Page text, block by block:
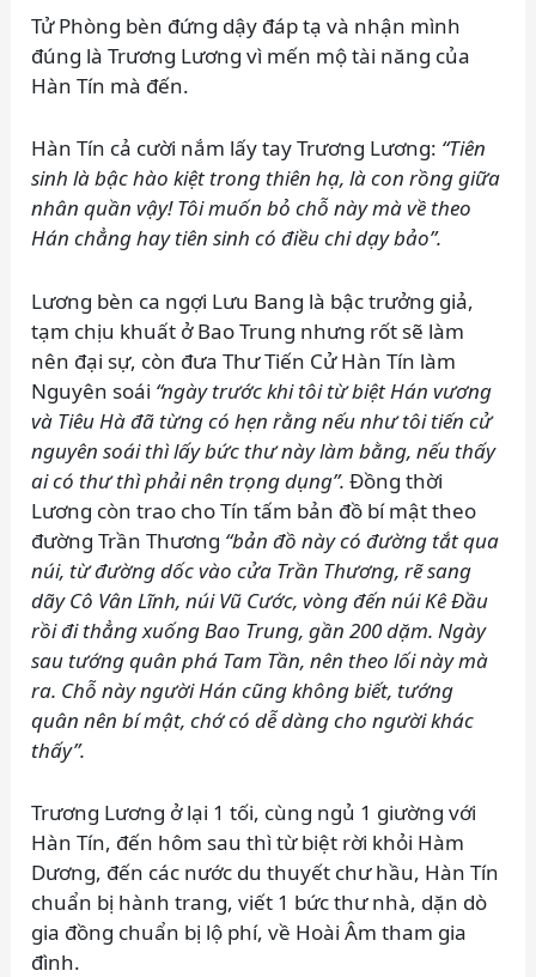
Tử Phòng bèn đứng dậy đáp tạ và nhận mình
đúng là Trương Lương vì mến mộ tài năng của
Hàn Tín mà đến.
Hàn Tín cả cười nắm lấy tay Trương Lương: “Tiên
sinh là bậc hào kiệt trong thiên hạ, là con rồng giữa
nhân quần vậy! Tôi muốn bỏ chỗ này mà về theo
Hán chẳng hay tiên sinh có điều chi dạy bảo”.
Lương bèn ca ngợi Lưu Bang là bậc trưởng giả,
tạm chịu khuất ở Bao Trung nhưng rốt sẽ làm
nên đại sự, còn đưa Thư Tiến Cử Hàn Tín làm
Nguyên soái “ngày trước khi tôi từ biệt Hán vương
và Tiêu Hà đã từng có hẹn rằng nếu như tôi tiến cử
nguyên soái thì lấy bức thư này làm bằng, nếu thấy
ai có thư thì phải nên trọng dụng”. Đồng thời
Lương còn trao cho Tín tấm bản đồ bí mật theo
đường Trần Thương “bản đồ này có đường tắt qua
núi, từ đường dốc vào cửa Trần Thương, rẽ sang
dãy Cô Vân Lĩnh, núi Vũ Cước, vòng đến núi Kê Đầu
rồi đi thẳng xuống Bao Trung, gần 200 dặm. Ngày
sau tướng quân phá Tam Tần, nên theo lối này mà
ra. Chỗ này người Hán cũng không biết, tướng
quân nên bí mật, chớ có dễ dàng cho người khác
thấy”.
Trương Lương ở lại 1 tối, cùng ngủ 1 giường với
Hàn Tín, đến hôm sau thì từ biệt rời khỏi Hàm
Dương, đến các nước du thuyết chư hầu, Hàn Tín
chuẩn bị hành trang, viết 1 bức thư nhà, dặn dò
gia đồng chuẩn bị lộ phí, về Hoài Âm tham gia
đình.